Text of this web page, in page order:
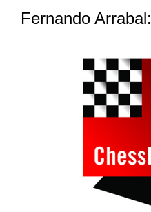
Fernando Arrabal: